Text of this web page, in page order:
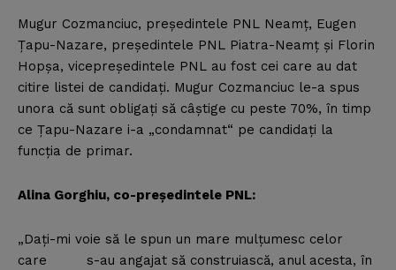
Mugur Cozmanciuc, preşedintele PNL Neamţ, Eugen
Ţapu-Nazare, preşedintele PNL Piatra-Neamţ şi Florin
Hopşa, vicepreşedintele PNL au fost cei care au dat
citire listei de candidaţi. Mugur Cozmanciuc le-a spus
unora că sunt obligaţi să câştige cu peste 70%, în timp
ce Ţapu-Nazare i-a „condamnat“ pe candidaţi la
funcţia de primar.
Alina Gorghiu, co-preşedintele PNL:
„Daţi-mi voie să le spun un mare mulţumesc celor
care s-au angajat să construiască, anul acesta, în